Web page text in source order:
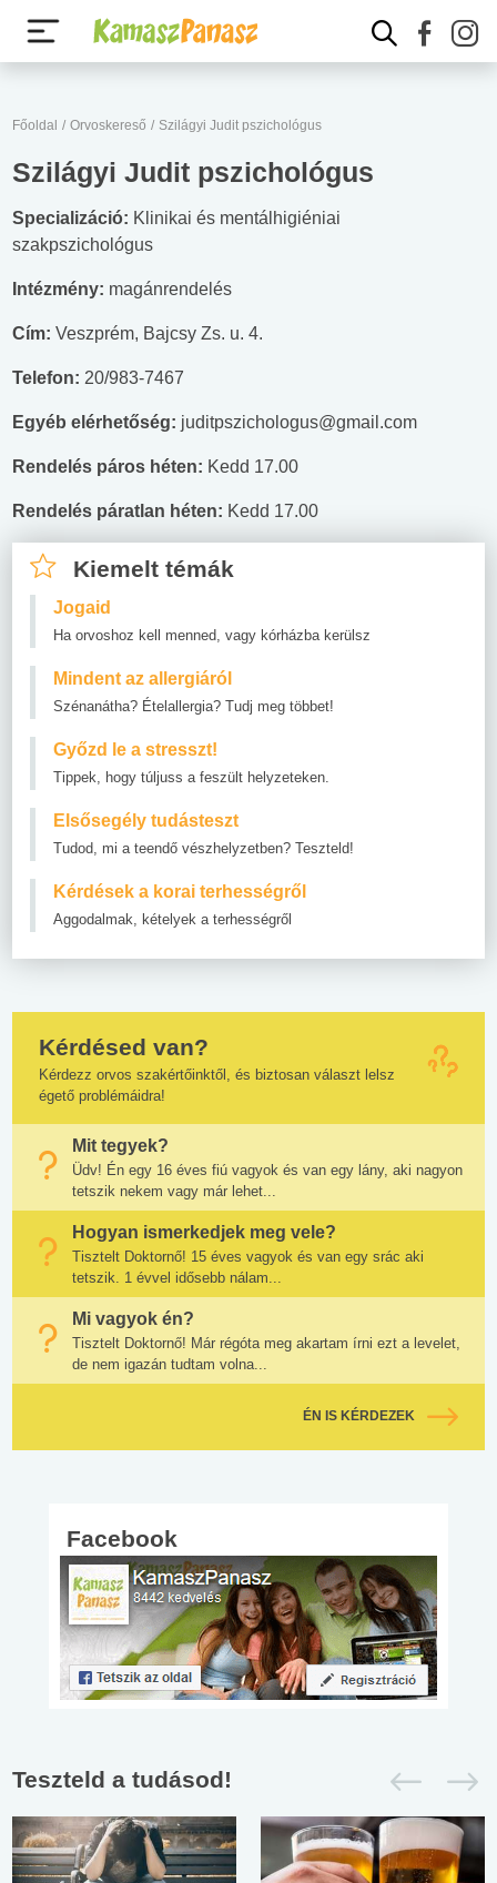
Főoldal / Orvoskereső / Szilágyi Judit pszichológus
Szilágyi Judit pszichológus
Specializáció: Klinikai és mentálhigiéniai
szakpszichológus
Intézmény: magánrendelés
Cím: Veszprém, Bajcsy Zs. u. 4.
Telefon: 20/983-7467
Egyéb elérhetőség: juditpszichologus@gmail.com
Rendelés páros héten: Kedd 17.00
Rendelés páratlan héten: Kedd 17.00
Kiemelt témák
Jogaid
Ha orvoshoz kell menned, vagy kórházba kerülsz
Mindent az allergiáról
Szénanátha? Ételallergia? Tudj meg többet!
Győzd le a stresszt!
Tippek, hogy túljuss a feszült helyzeteken.
Elsősegély tudásteszt
Tudod, mi a teendő vészhelyzetben? Teszteld!
Kérdések a korai terhességről
Aggodalmak, kételyek a terhességről
Kérdésed van?
Kérdezz orvos szakértőinktől, és biztosan választ lelsz
égető problémáidra!
Mit tegyek?
Üdv! Én egy 16 éves fiú vagyok és van egy lány, aki nagyon
tetszik nekem vagy már lehet...
Hogyan ismerkedjek meg vele?
Tisztelt Doktornő! 15 éves vagyok és van egy srác aki
tetszik. 1 évvel idősebb nálam...
Mi vagyok én?
Tisztelt Doktornő! Már régóta meg akartam írni ezt a levelet,
de nem igazán tudtam volna...
ÉN IS KÉRDEZEK
Facebook
Teszteld a tudásod!